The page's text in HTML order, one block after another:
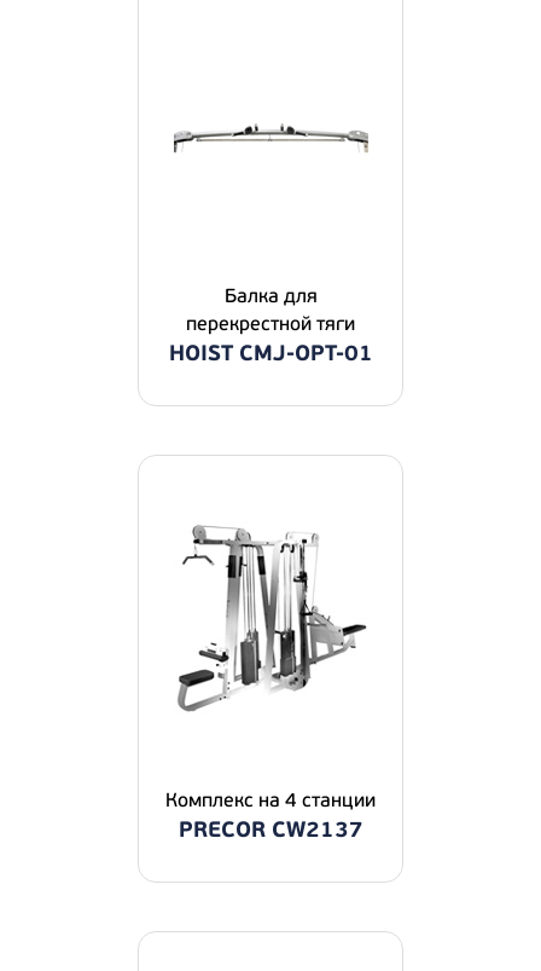
Балка для
перекрестной тяги
HOIST CMJ-OPT-01
Комплекс на 4 станции
PRECOR CW2137